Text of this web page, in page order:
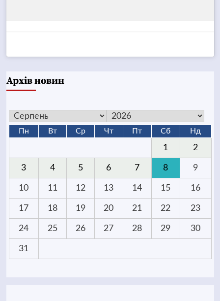
Архів новин
Пн Вт Ср Чт Пт Сб Нд
1 2
3 4 5 6 7 8 9
10 11 12 13 14 15 16
17 18 19 20 21 22 23
24 25 26 27 28 29 30
31